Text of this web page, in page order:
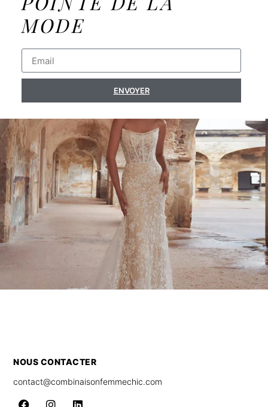
MODE
ENVOYER
NOUS CONTACTER
contact@combinaisonfemmechic.com